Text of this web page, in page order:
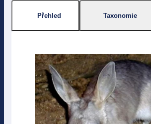
Přehled Taxonomie